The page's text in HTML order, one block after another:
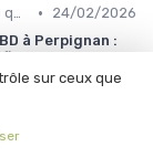
Contrôle de qualité •
24/02/2026
à Perpignan :
et huiles de
sur ceux que